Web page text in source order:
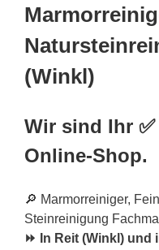
(Winkl)
Wir sind Ihr
Online-Shop.
🔎 Marmorreiniger,
Steinreinigung
⏩ In Reit (Winkl)